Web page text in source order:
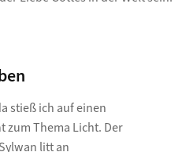
stieß ich auf einen
zum Thema Licht. Der
litt an